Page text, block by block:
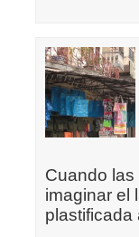
Cuando
imaginar el